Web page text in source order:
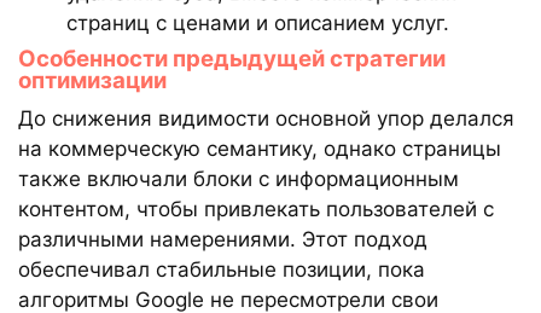
страниц с ценами и описанием услуг.
Особенности предыдущей стратегии
оптимизации
До снижения видимости основной упор делался
на коммерческую семантику, однако страницы
также включали блоки с информационным
контентом, чтобы привлекать пользователей с
различными намерениями. Этот подход
обеспечивал стабильные позиции, пока
алгоритмы Google не пересмотрели свои